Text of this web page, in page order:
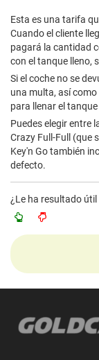
Esta es una tarifa
Cuando el cliente
pagará la cantidad
con el tanque lleno,
Si el coche no se
una multa, así
para llenar el
Puedes elegir entre
Crazy Full-Full (que
Key'n Go también
defecto.
¿Le ha resultado